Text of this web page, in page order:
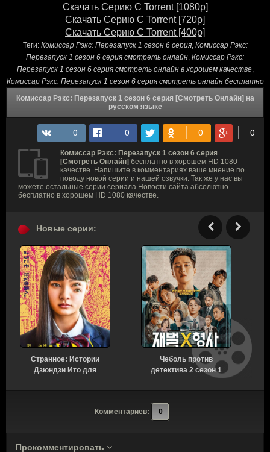
Скачать Серию С Torrent [1080p]
Скачать Серию С Torrent [720p]
Скачать Серию С Torrent [400p]
Теги: Комиссар Рэкс: Перезапуск 1 сезон 6 серия, Комиссар Рэкс:
Перезапуск 1 сезон 6 серия смотреть онлайн Комиссар Рэкс:
Перезапуск 1 сезон 6 серия смотреть онлайн в хорошем качестве,
Комиссар Рэкс: Перезапуск 1 сезон 6 серия смотреть онлайн бесплатно
Комиссар Рэкс: Перезапуск 1 сезон 6 серия [Смотреть Онлайн] на
русском языке
Комиссар Рэкс: Перезапуск 1 сезон 6 серия
[Смотреть Онлайн] бесплатно в хорошем HD 1080
качестве. Напишите в комментариях ваше мнение по
поводу новой серии и нашей озвучки. Так же у нас вы
можете остальные серии сериала Новости сайта абсолютно
бесплатно в хорошем HD 1080 качестве.
Новые серии:
Странное: Истории
Дзюндзи Ито для
сезон 6 серия [Смотреть
Чеболь против
детектива 2 сезон 1
Онлайн]
Комментариев: 0
Прокомментировать